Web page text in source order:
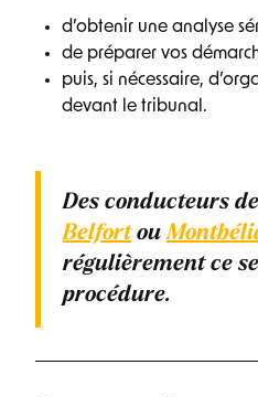
d’obtenir une analyse
de préparer vos
puis, si nécessaire,
devant le tribunal.
Des conducteurs
Belfortou
régulièrement ce
procédure.